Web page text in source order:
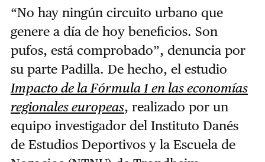
“No hay ningún circuito urbano que
genere a día de hoy beneficios. Son
pufos, está comprobado”, denuncia por
su parte Padilla. De hecho, el estudio
Impacto de la Fórmula 1 en las economías
regionales europeas, realizado por un
equipo investigador del Instituto Danés
de Estudios Deportivos y la Escuela de